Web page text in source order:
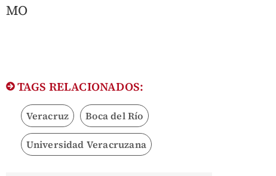
MO
TAGS RELACIONADOS:
Veracruz Boca del Río
Universidad Veracruzana